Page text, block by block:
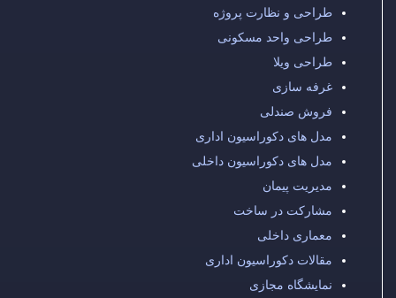
طراحی و نظارت پروژه
طراحی واحد مسکونی
طراحی ویلا
غرفه سازی
فروش صندلی
مدل های دکوراسیون اداری
مدل های دکوراسیون داخلی
مدیریت پیمان
مشارکت در ساخت
معماری داخلی
مقالات دکوراسیون اداری
نمایشگاه مجازی